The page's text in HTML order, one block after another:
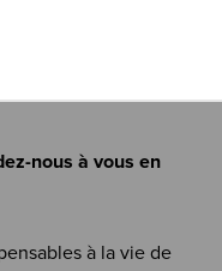
nous à vous en
à la vie de